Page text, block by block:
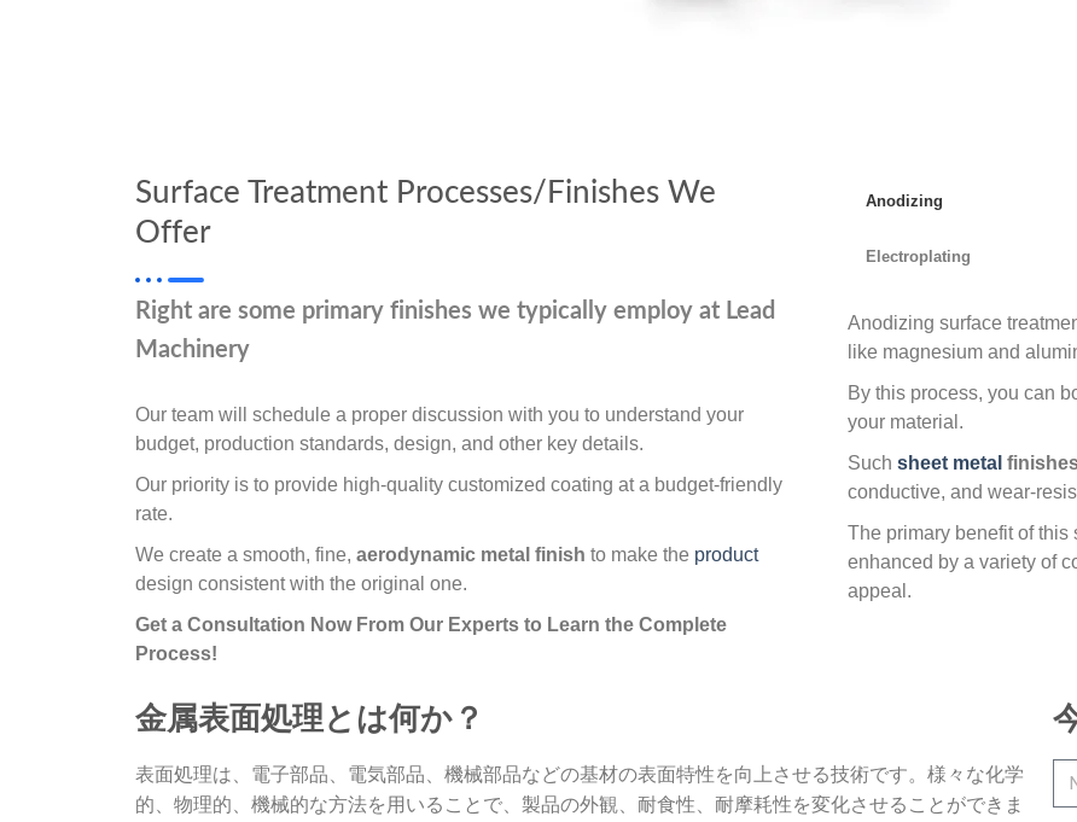
Surface Treatment Processes/Finishes We
Offer
Right are some primary finishes we typically employ at Lead
Machinery
Our team will schedule a proper discussion with you to understand your
budget, production standards, design, and other key details.
Our priority is to provide high-quality customized coating at a budget-friendly
rate.
We create a smooth, fine, aerodynamic metal finish to make the product
design consistent with the original one.
Get a Consultation Now From Our Experts to Learn the Complete
Process!
Anodizing
Electroplating
Anodizing surface
like magnesium and
By this process, you can
your material.
Such sheet metal
conductive, and wear-
The primary benefit of this
enhanced by a variety of
appeal.
金属表面処理とは何か？
表面処理は、電子部品、電気部品、機械部品などの基材の表面特性を向上させる技術です。様々な化学
的、物理的、機械的な方法を用いることで、製品の外観、耐食性、耐摩耗性を変化させることができま